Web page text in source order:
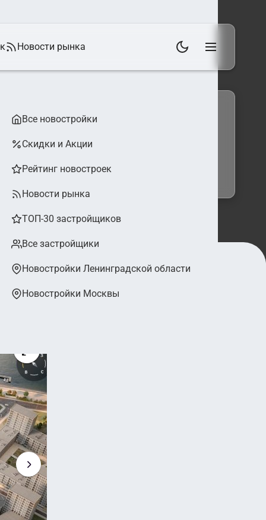
Новости рынка
Все новостройки
Скидки и Акции
Рейтинг новостроек
Новости рынка
ТОП-30 застройщиков
Все застройщики
Новостройки Ленинградской области
Новостройки Москвы